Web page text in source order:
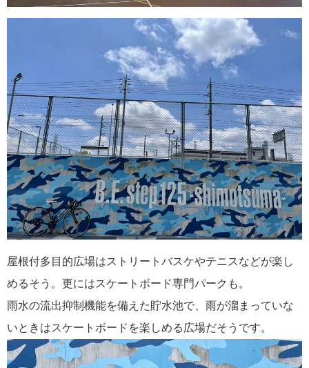
屋根付多目的広場はストリートバスケやテニスなどが楽し
めるそう。更にはスケートボード専門パークも。
雨水の流出抑制機能を備えた貯水池で、雨が溜まっていな
いときはスケートボードを楽しめる広場だそうです。